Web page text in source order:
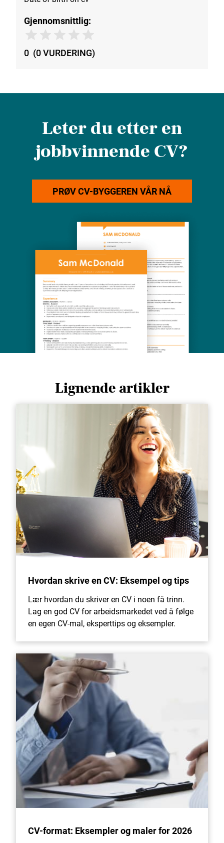
Gjennomsnittlig:
0 (0VURDERING)
Leter du etter en
jobbvinnende CV?
PRØV CV-BYGGEREN VÅR NÅ
Lignende artikler
Hvordan skrive en CV: Eksempel og tips
Lær hvordan du skriver en CV i noen få trinn.
Lag en god CV for arbeidsmarkedet ved å følge
en egen CV-mal, eksperttips og eksempler.
CV-format: Eksempler og maler for 2026